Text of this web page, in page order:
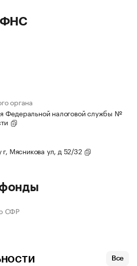
ФНС
органа
Федеральной налоговой службы №
Мясникова ул, д 52/32
СФР
Все